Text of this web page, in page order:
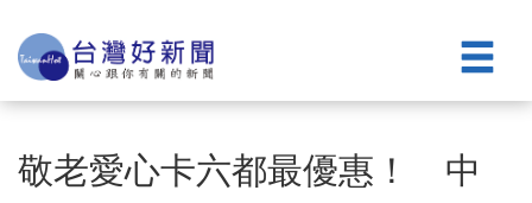
敬老愛心卡六都最優惠！ 中